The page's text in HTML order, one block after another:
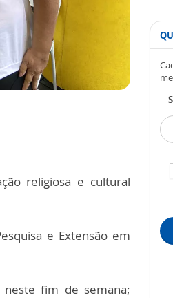
religiosa e cultural
e Extensão em
neste fim de semana;